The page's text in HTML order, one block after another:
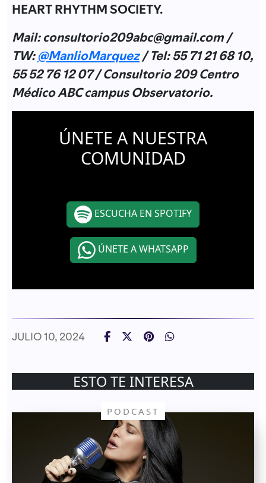
HEART RHYTHM SOCIETY.
Mail: consultorio209abc@gmail.com /
TW:@ManlioMarquez/ Tel: 55 71 21 68 10,
55 52 76 12 07 / Consultorio 209 Centro
Médico ABC campus Observatorio.
ÚNETE A NUESTRA
COMUNIDAD
ESCUCHA EN SPOTIFY
ÚNETE A WHATSAPP
JULIO 10, 2024
ESTO TE INTERESA
PODCAST